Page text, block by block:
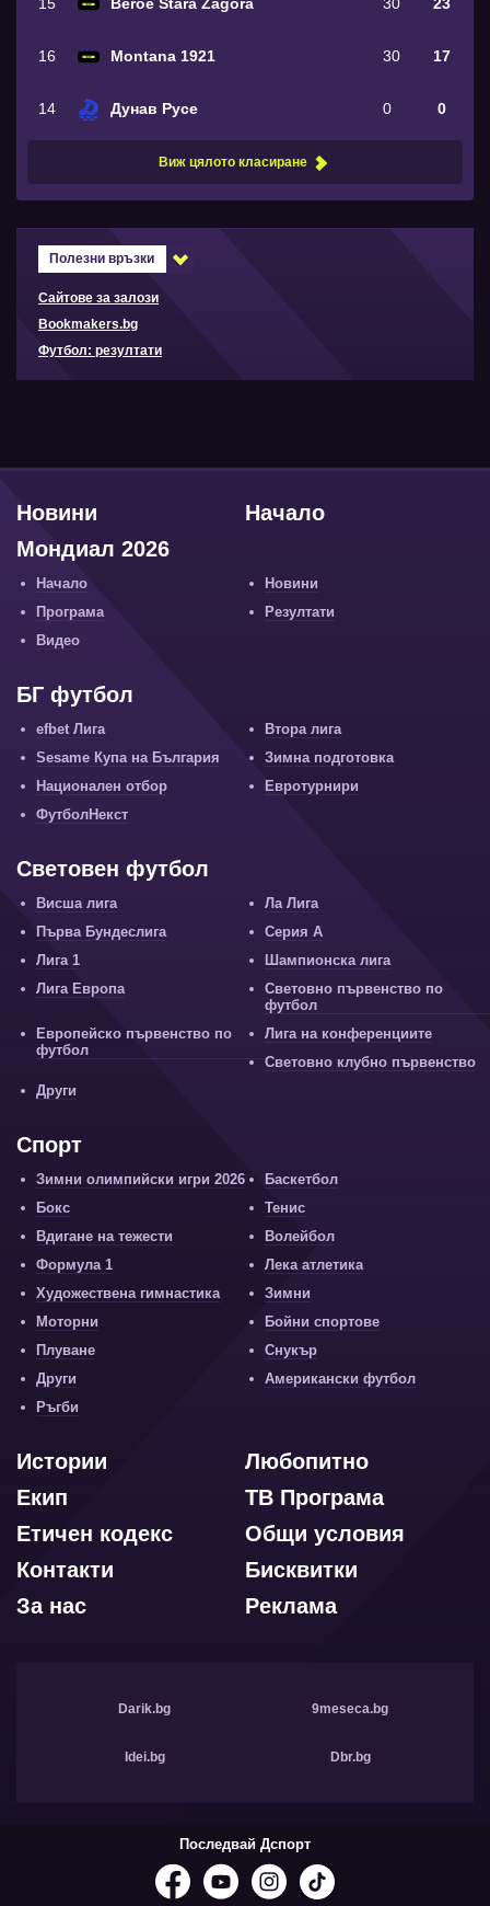
16 Montana 1921 30 17
14 Дунав Русе 0 0
Виж цялото класиране
Полезни връзки
Сайтове за залози
Bookmakers.bg
Футбол: резултати
Начало
Новини
Мондиал 2026
Начало
Новини
Програма
Резултати
Видео
БГ футбол
efbet Лига
Втора лига
Sesame Купа на България
Зимна подготовка
Национален отбор
Евротурнири
ФутболНекст
Световен футбол
Висша лига
Ла Лига
Първа Бундеслига
Серия А
Лига 1
Шампионска лига
Лига Европа
Световно първенство по
футбол
Европейско първенство по
футбол
Лига на конференциите
Световно клубно първенство
Други
Спорт
Зимни олимпийски игри 2026
Баскетбол
Бокс
Тенис
Вдигане на тежести
Волейбол
Формула 1
Лека атлетика
Художествена гимнастика
Зимни
Моторни
Бойни спортове
Плуване
Снукър
Други
Американски футбол
Ръгби
Любопитно
Истории
ТВ Програма
Екип
Общи условия
Етичен кодекс
Бисквитки
Контакти
Реклама
За нас
Darik.bg 9meseca.bg
Idei.bg Dbr.bg
Последвай Дспорт